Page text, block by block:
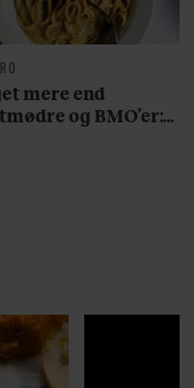
mere end
og BMO’er: